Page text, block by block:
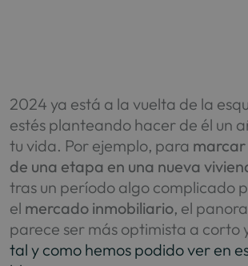
2024 ya está a la vuelta de la
estés planteando hacer de él un
tu vida. Por ejemplo, para marcar
de una etapa en una nueva
tras un período algo complicado
el mercado inmobiliario, el
parece ser más optimista a corto
tal y como hemos podido ver en